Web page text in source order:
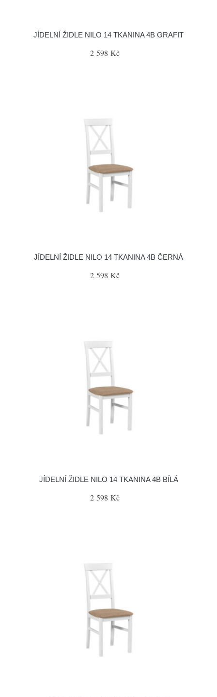
JÍDELNÍ ŽIDLE NILO 14 TKANINA 4B GRAFIT
2 598 Kč
JÍDELNÍ ŽIDLE NILO 14 TKANINA 4B ČERNÁ
2 598 Kč
JÍDELNÍ ŽIDLE NILO 14 TKANINA 4B BÍLÁ
2 598 Kč